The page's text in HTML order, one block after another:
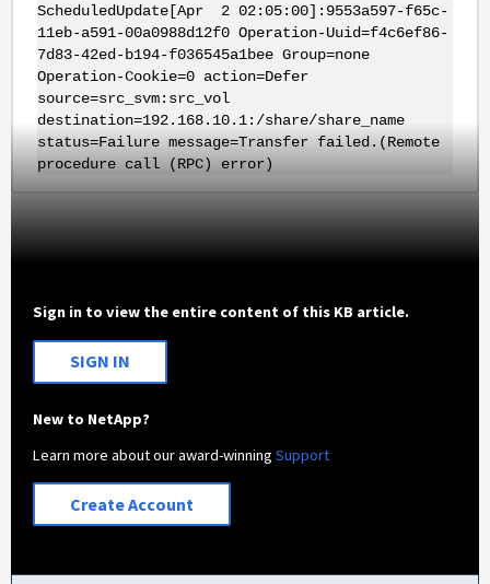
ScheduledUpdate[Apr 2 02:05:00]:9553a597-f65c-
11eb-a591-00a0988d12f0 Operation-Uuid=f4c6ef86-
7d83-42ed-b194-f036545a1bee Group=none
Operation-Cookie=0 action=Defer
source=src_svm:src_vol
destination=192.168.10.1:/share/share_name
status=Failure message=Transfer failed.(Remote
procedure call (RPC) error)
Sign in to view the entire content of this KB article.
SIGN IN
New to NetApp?
Learn more about our award-winningSupport
Create Account